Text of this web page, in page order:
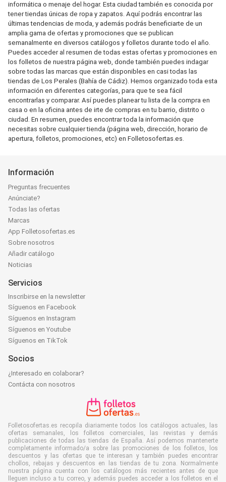
informática o menaje del hogar. Esta ciudad también es conocida por
tener tiendas únicas de ropa y zapatos. Aquí podrás encontrar las
últimas tendencias de moda, y además podrás beneficiarte de un
amplia gama de ofertas y promociones que se publican
semanalmente en diversos catálogos y folletos durante todo el año.
Puedes acceder al resumen de todas estas ofertas y promociones en
los folletos de nuestra página web, donde también puedes indagar
sobre todas las marcas que están disponibles en casi todas las
tiendas de Los Perales (Bahía de Cádiz). Hemos organizado toda esta
información en diferentes categorías, para que te sea fácil
encontrarlas y comparar. Así puedes planear tu lista de la compra en
casa o en la oficina antes de irte de compras en tu barrio, distrito o
ciudad. En resumen, puedes encontrar toda la información que
necesitas sobre cualquier tienda (página web, dirección, horario de
apertura, folletos, promociones, etc) en Folletosofertas.es.
Información
Preguntas frecuentes
Anúnciate?
Todas las ofertas
Marcas
App Folletosofertas.es
Sobre nosotros
Añadir catálogo
Noticias
Servicios
Inscribirse en la newsletter
Síguenos en Facebook
Síguenos en Instagram
Síguenos en Youtube
Síguenos en TikTok
Socios
¿Interesado en colaborar?
Contácta con nosotros
Folletosofertas.es recopila diariamente todos los catálogos actuales, las
ofertas semanales, los folletos comerciales, las revistas y demás
publicaciones de todas las tiendas de España. Así podemos mantenerte
completamente informado/a sobre las promociones de los folletos, los
descuentos y las ofertas que te interesan y también puedes encontrar
chollos, rebajas y descuentos en las tiendas de tu zona. Normalmente
nuestra página cuenta con los catálogos más recientes antes de que
lleguen incluso a tu correo, y además puedes acceder a los folletos en el